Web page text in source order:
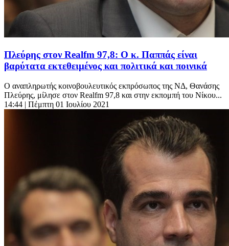
Πλεύρης στον Realfm 97,8: Ο κ. Παππάς είναι
βαρύτατα εκτεθειμένος και πολιτικά και ποινικά
Ο αναπληρωτής κοινοβουλευτικός εκπρόσωπος της ΝΔ, Θανάσης
Πλεύρης, μίλησε στον Realfm 97,8 και στην εκπομπή του Νίκου...
14:44 | Πέμπτη 01 Ιουλίου 2021